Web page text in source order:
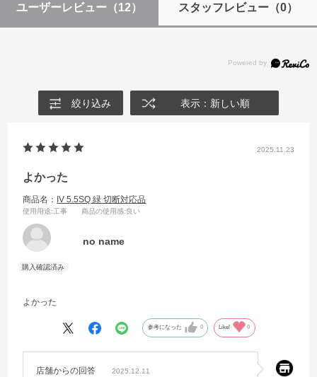
ユーザーレビュー （12） スタッフレビュー（0）
絞り込み 表示：新しい順
2025.11.23
よかった
商品名： IV 5.5SQ 緑 切断対応品
使用用途:工事 商品の使用感:良い
no name
よかった
参考になった 0 Like! 0
店舗からの回答 2025.12.11